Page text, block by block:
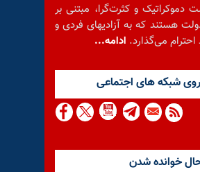
دموکراتیک و کثرت‌گرا، مبتنی بر
هستند که به آزادیهای فردی و
می‌گذارد. ادامه...
شبكه هاى اجتماعى
خوانده شدن